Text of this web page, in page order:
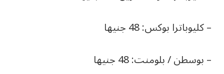
– كليوباترا بوكس: 48 جنيها
– بوسطن / بلومنت: 48 جنيها